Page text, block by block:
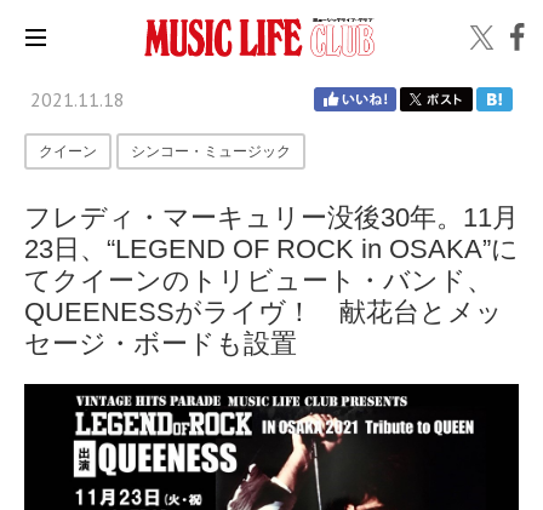
2021.11.18
クイーン シンコー・ミュージック
フレディ・マーキュリー没後30年。11月
23日、“LEGEND OF ROCK in OSAKA”に
てクイーンのトリビュート・バンド、
QUEENESSがライヴ！ 献花台とメッ
セージ・ボードも設置